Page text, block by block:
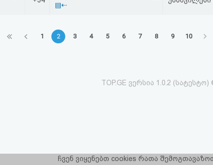
▤⇠
1 2 3 4 5 6 7 8 9 10
TOP.GE ვერსია 1.0.2 (სატესტო)
ჩვენ ვიყენებთ cookies რათა